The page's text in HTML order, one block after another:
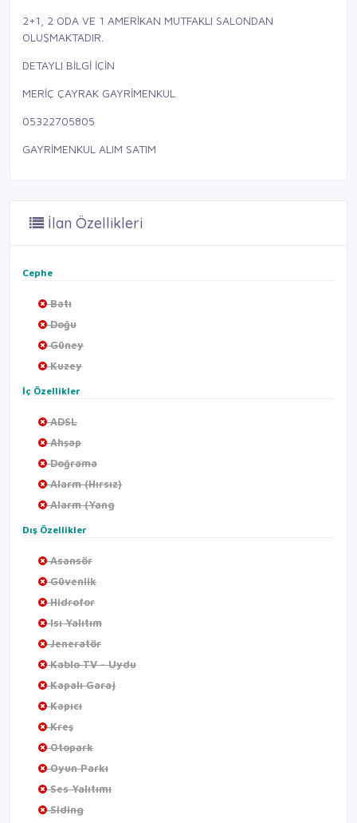
2+1, 2 ODA VE 1 AMERİKAN MUTFAKLI SALONDAN
OLUŞMAKTADIR.
DETAYLI BİLGİ İÇİN
MERİÇ ÇAYRAK GAYRİMENKUL
05322705805
GAYRİMENKUL ALIM SATIM
İlan Özellikleri
Cephe
Batı
Doğu
Güney
Kuzey
İç Özellikler
ADSL
Ahşap
Doğrama
Alarm (Hırsız)
Alarm (Yang
Dış Özellikler
Asansör
Güvenlik
Hidrofor
Isı Yalıtım
Jeneratör
Kablo TV - Uydu
Kapalı Garaj
Kapıcı
Kreş
Otopark
Oyun Parkı
Ses Yalıtımı
Siding